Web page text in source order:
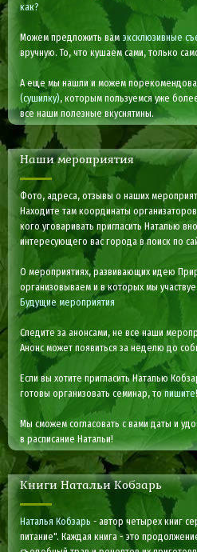
как?
Можем предложить вам эксклюзивные
вручную. То, что кушаем сами, только
А еще мы нашли и можем
(сушилку), которым пользуемся уже
все наши полезные вкуснятины.
Наши мероприятия
Фото, адреса, отзывы о наших
Находите там координаты
кого уговаривать пригласить Наталью
интересующего вас города в поиск по
О мероприятиях, развивающих идею
организовываем и в которых мы
Будущие мероприятия
Следите за анонсами, не все наши
Анонс может появиться за неделю до
Если вы хотите пригласить Наталью
готовы организовать семинар, топишите!
Мы сможем согласовать с вами даты и
в расписание Натальи!
Книги Натальи Кобзарь
Наталья Кобзарь - автор четырех книг
питание". Каждая книга - это